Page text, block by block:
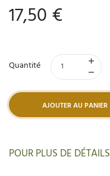
17,50 €
Quantité
AJOUTER AU PANIER
POUR PLUS DE DÉTAILS